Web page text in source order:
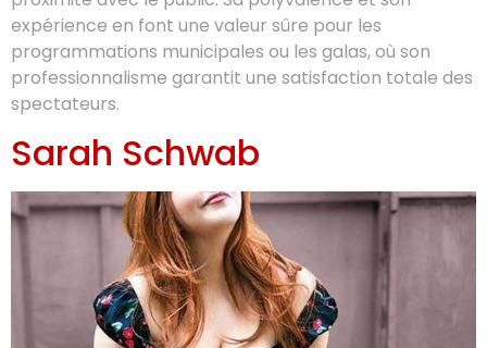
expérience en font une valeur sûre pour les
programmations municipales ou les galas, où son
professionnalisme garantit une satisfaction totale des
spectateurs.
Sarah Schwab